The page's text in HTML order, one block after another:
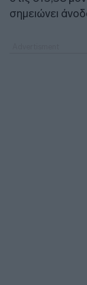
σημειώνει